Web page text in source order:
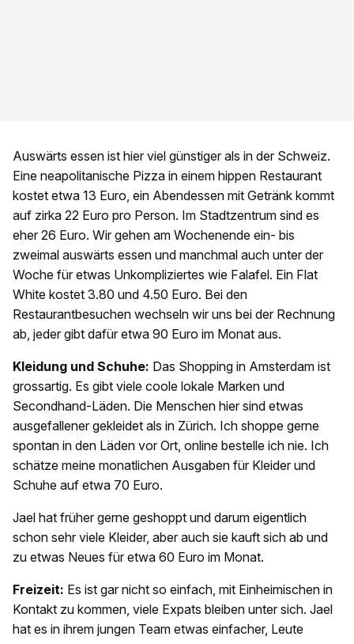
Auswärts essen ist hier viel günstiger als in der Schweiz.
Eine neapolitanische Pizza in einem hippen Restaurant
kostet etwa 13 Euro, ein Abendessen mit Getränk kommt
auf zirka 22 Euro pro Person. Im Stadtzentrum sind es
eher 26 Euro. Wir gehen am Wochenende ein- bis
zweimal auswärts essen und manchmal auch unter der
Woche für etwas Unkompliziertes wie Falafel. Ein Flat
White kostet 3.80 und 4.50 Euro. Bei den
Restaurantbesuchen wechseln wir uns bei der Rechnung
ab, jeder gibt dafür etwa 90 Euro im Monat aus.
Kleidung und Schuhe: Das Shopping in Amsterdam ist
grossartig. Es gibt viele coole lokale Marken und
Secondhand-Läden. Die Menschen hier sind etwas
ausgefallener gekleidet als in Zürich. Ich shoppe gerne
spontan in den Läden vor Ort, online bestelle ich nie. Ich
schätze meine monatlichen Ausgaben für Kleider und
Schuhe auf etwa 70 Euro.
Jael hat früher gerne geshoppt und darum eigentlich
schon sehr viele Kleider, aber auch sie kauft sich ab und
zu etwas Neues für etwa 60 Euro im Monat.
Freizeit: Es ist gar nicht so einfach, mit Einheimischen in
Kontakt zu kommen, viele Expats bleiben unter sich. Jael
hat es in ihrem jungen Team etwas einfacher, Leute